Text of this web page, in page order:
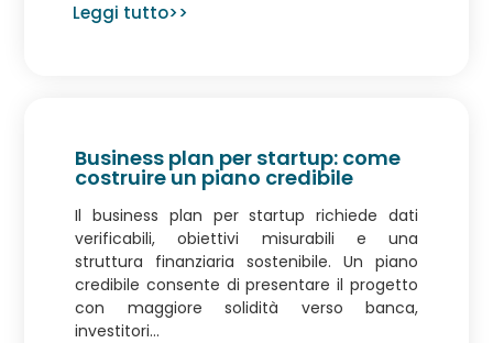
Leggi tutto>>
Business plan per startup: come
costruire un piano credibile
Il business plan per startup richiede dati
verificabili, obiettivi misurabili e una
struttura finanziaria sostenibile. Un piano
credibile consente di presentare il progetto
con maggiore solidità verso banca,
investitori...